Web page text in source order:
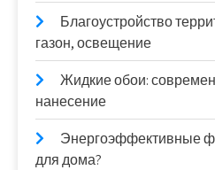
Благоустройство
газон, освещение
Жидкие обои:
нанесение
Энергоэффективные
для дома?